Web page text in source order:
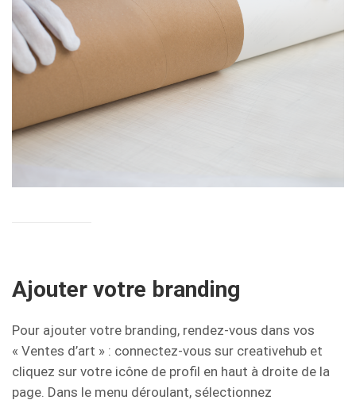
Ajouter votre branding
Pour ajouter votre branding, rendez-vous dans vos
« Ventes d’art » : connectez-vous sur creativehub et
cliquez sur votre icône de profil en haut à droite de la
page. Dans le menu déroulant, sélectionnez